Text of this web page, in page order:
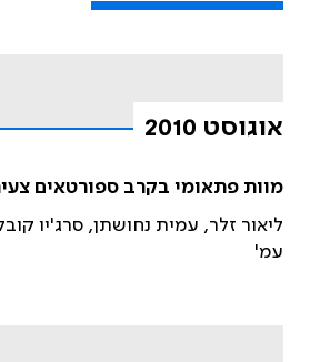
אוגוסט 2010
מוות פתאומי בקרב ספורטאים
ליאור זלר, עמית נחושתן, סרג'יו
עמ'